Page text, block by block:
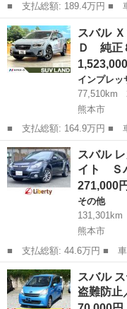
■ 支払総額: 189.4万円 ■ 車両本体価格： 1,860,000 円 ■ メーカ
ー名： スバル ■ 車種名
Ｈ ＥＸ ４ＷＤ ＥＴＣ
スソナー...
熊本 熊本市
スバル
Ｄ 純正
インプレッ
77,510km
熊本市
■ 支払総額: 164.9万円 ■ 車両本体価格： 1,523,000 円 ■ メーカ
ー名： スバル ■ 車種名
Ｌ アイサイト ４ＷＤ 純
減システム...
熊本 熊本市 インプ
スバル
イト Ｓ
271,000円
その他
131,301km
熊本市
■ 支払総額: 44.6万円 ■ 車両本体価格： 271,000 円 ■ メーカー
名： スバル ■ 車種名：
名： ２．５ｉアイサイ
カメラ オートク...
熊本 熊本市
スバル
盗難防止